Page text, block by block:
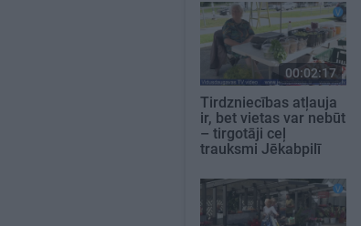
00:02:17
Tirdzniecības atļauja
ir, bet vietas var nebūt
– tirgotāji ceļ
trauksmi Jēkabpilī